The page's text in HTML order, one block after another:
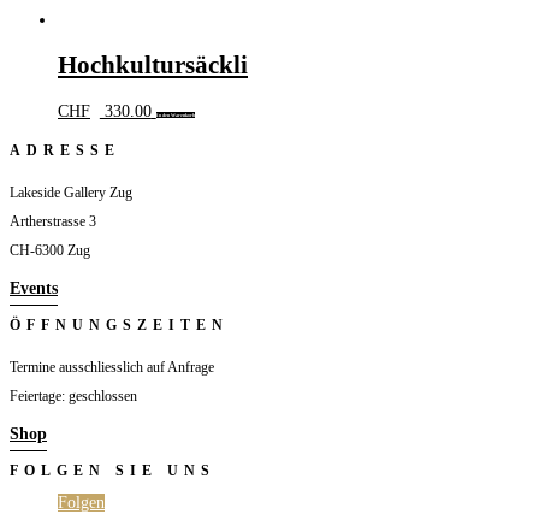
Hochkultursäckli
CHF 330.00 In den Warenkorb
ADRESSE
Lakeside Gallery Zug
Artherstrasse 3
CH-6300 Zug
Events
ÖFFNUNGSZEITEN
Termine ausschliesslich auf Anfrage
Feiertage: geschlossen
Shop
FOLGEN SIE UNS
Folgen